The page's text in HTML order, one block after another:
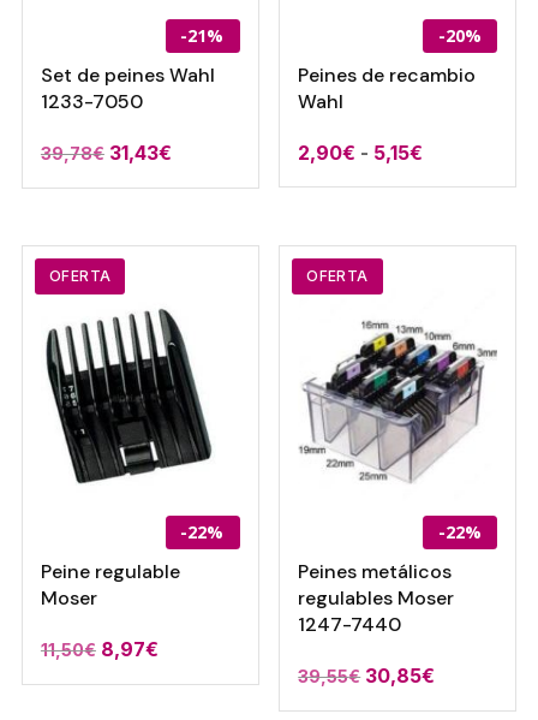
-21%
Set de peines Wahl
1233-7050
39,78€ 31,43€
-20%
Peines de recambio
Wahl
2,90€ - 5,15€
de
desde
5,15€
OFERTA
-22%
Peine regulable
Moser
11,50€ El
precio
8,97€El
precio
OFERTA
-22%
Peines metálicos
regulables Moser
1247-7440
39,55€ El
precio
30,85€
precio